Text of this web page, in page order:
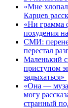
«Мне
Карцев
«Ни грамма
похудения
СМИ:
перестал
Маленький
приступом
задыхаться»
«Она —
могу
странный